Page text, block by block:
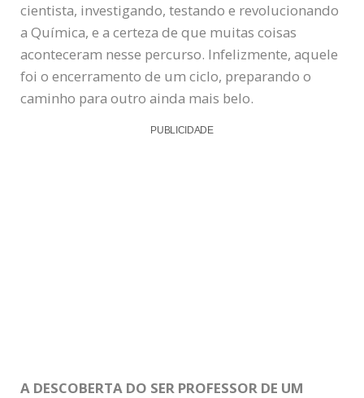
cientista, investigando, testando e revolucionando
a Química, e a certeza de que muitas coisas
aconteceram nesse percurso. Infelizmente, aquele
foi o encerramento de um ciclo, preparando o
caminho para outro ainda mais belo.
PUBLICIDADE
A DESCOBERTA DO SER PROFESSOR DE UM